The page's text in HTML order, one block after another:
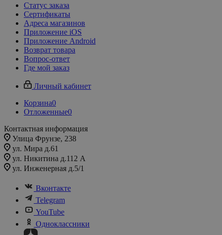
Статус заказа
Сертификаты
Адреса магазинов
Приложение iOS
Приложение Android
Возврат товара
Вопрос-ответ
Где мой заказ
Личный кабинет
Корзина0
Отложенные0
Контактная информация
Улица Фрунзе, 238​
ул. Мира д.61
ул. Никитина д.112 А
ул. Инженерная д.5/1
Вконтакте
Telegram
YouTube
Одноклассники